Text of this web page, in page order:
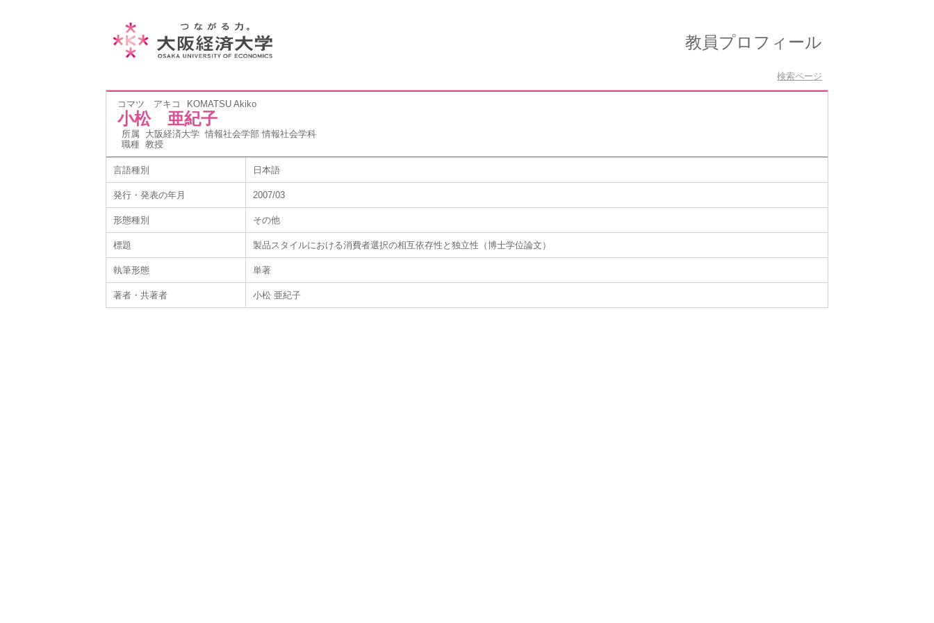
教員プロフィール
検索ページ
コマツ アキコ KOMATSU Akiko
小松 亜紀子
所属 大阪経済大学 情報社会学部 情報社会学科
職種 教授
言語種別 日本語
発行・発表の年月 2007/03
形態種別 その他
標題 製品スタイルにおける消費者選択の相互依存性と独立性（博士学位論文）
執筆形態 単著
著者・共著者 小松 亜紀子